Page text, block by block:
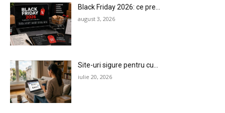
Black Friday 2026: ce pre...
august 3, 2026
Site-uri sigure pentru cu...
iulie 20, 2026